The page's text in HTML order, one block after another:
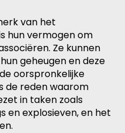
van het
hun vermogen om
Ze kunnen
geheugen en deze
oorspronkelijke
de reden waarom
in taken zoals
en explosieven, en het